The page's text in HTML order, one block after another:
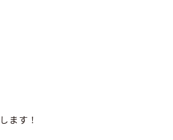
ます！